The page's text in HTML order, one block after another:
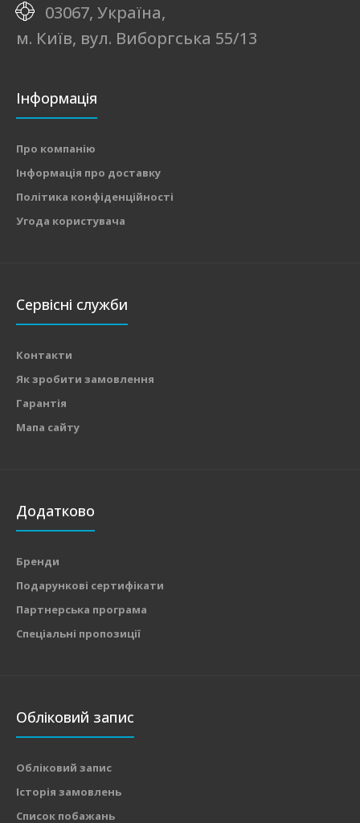
03067, Україна,
м. Київ, вул. Виборгська 55/13
Інформація
Про компанію
Інформація про доставку
Політика конфіденційності
Угода користувача
Сервісні служби
Контакти
Як зробити замовлення
Гарантія
Мапа сайту
Додатково
Бренди
Подарункові сертифікати
Партнерська програма
Спеціальні пропозиції
Обліковий запис
Обліковий запис
Історія замовлень
Список побажань